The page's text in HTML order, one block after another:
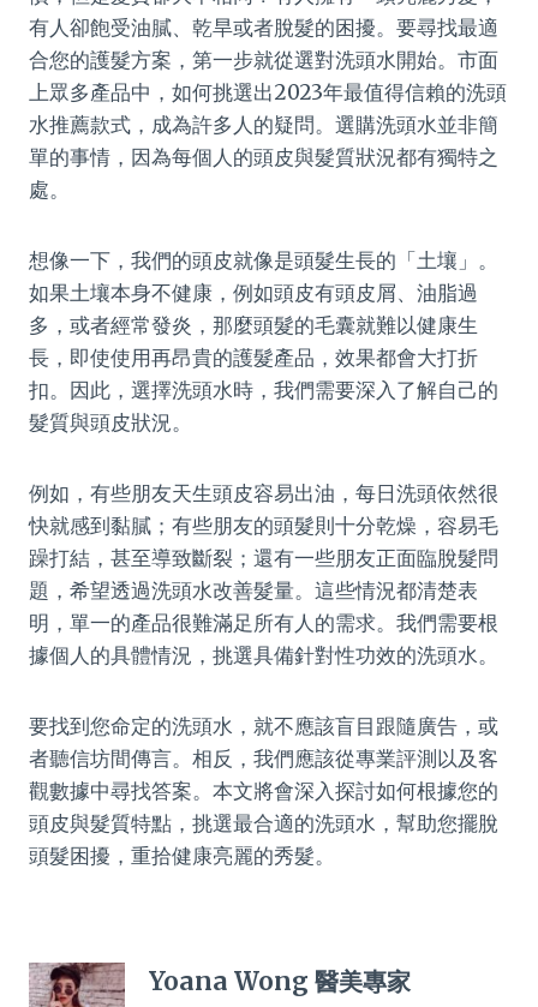
有人卻飽受油膩、乾旱或者脫髮的困擾。要尋找最適
合您的護髮方案，第一步就從選對洗頭水開始。市面
上眾多產品中，如何挑選出2023年最值得信賴的洗頭
水推薦款式，成為許多人的疑問。選購洗頭水並非簡
單的事情，因為每個人的頭皮與髮質狀況都有獨特之
處。
想像一下，我們的頭皮就像是頭髮生長的「土壤」。
如果土壤本身不健康，例如頭皮有頭皮屑、油脂過
多，或者經常發炎，那麼頭髮的毛囊就難以健康生
長，即使使用再昂貴的護髮產品，效果都會大打折
扣。因此，選擇洗頭水時，我們需要深入了解自己的
髮質與頭皮狀況。
例如，有些朋友天生頭皮容易出油，每日洗頭依然很
快就感到黏膩；有些朋友的頭髮則十分乾燥，容易毛
躁打結，甚至導致斷裂；還有一些朋友正面臨脫髮問
題，希望透過洗頭水改善髮量。這些情況都清楚表
明，單一的產品很難滿足所有人的需求。我們需要根
據個人的具體情況，挑選具備針對性功效的洗頭水。
要找到您命定的洗頭水，就不應該盲目跟隨廣告，或
者聽信坊間傳言。相反，我們應該從專業評測以及客
觀數據中尋找答案。本文將會深入探討如何根據您的
頭皮與髮質特點，挑選最合適的洗頭水，幫助您擺脫
頭髮困擾，重拾健康亮麗的秀髮。
Yoana Wong 醫美專家